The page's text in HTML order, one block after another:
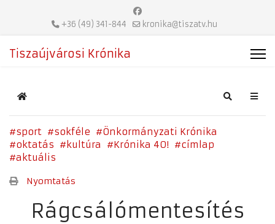
+36 (49) 341-844 kronika@tiszatv.hu
Tiszaújvárosi Krónika
Home Search
sport sokféle
Önkormányzati Krónika
oktatás
kultúra Krónika 40!
címlap
aktuális
Nyomtatás
Rágcsálómentesítés